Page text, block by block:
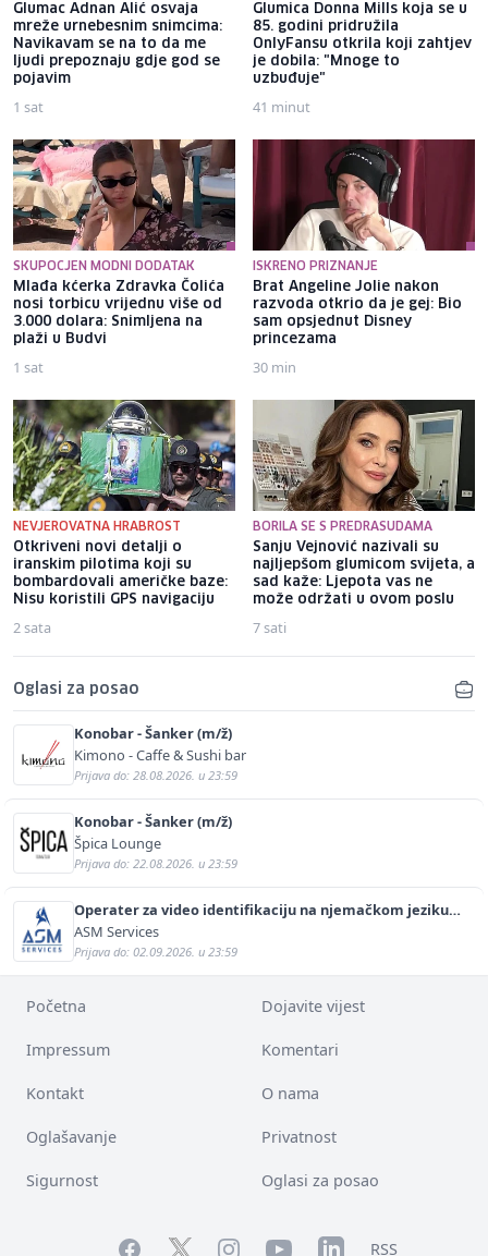
Glumac Adnan Alić osvaja
mreže urnebesnim snimcima:
Navikavam se na to da me
ljudi prepoznaju gdje god se
pojavim
1 sat
Glumica Donna Mills koja se u
85. godini pridružila
OnlyFansu otkrila koji zahtjev
je dobila: "Mnoge to
uzbuđuje"
41 minut
SKUPOCJEN MODNI DODATAK
Mlađa kćerka Zdravka Čolića
nosi torbicu vrijednu više od
3.000 dolara: Snimljena na
plaži u Budvi
1 sat
ISKRENO PRIZNANJE
Brat Angeline Jolie nakon
razvoda otkrio da je gej: Bio
sam opsjednut Disney
princezama
30 min
NEVJEROVATNA HRABROST
Otkriveni novi detalji o
iranskim pilotima koji su
bombardovali američke baze:
Nisu koristili GPS navigaciju
2 sata
BORILA SE S PREDRASUDAMA
Sanju Vejnović nazivali su
najljepšom glumicom svijeta, a
sad kaže: Ljepota vas ne
može održati u ovom poslu
7 sati
Oglasi za posao
Konobar - Šanker (m/ž)
Kimono - Caffe & Sushi bar
Prijava do: 28.08.2026. u 23:59
Konobar - Šanker (m/ž)
Špica Lounge
Prijava do: 22.08.2026. u 23:59
Operater za video identifikaciju na njemačkom jeziku
(m/ž)
ASM Services
Prijava do: 02.09.2026. u 23:59
Početna Dojavite vijest
Impressum Komentari
Kontakt O nama
Oglašavanje Privatnost
Sigurnost Oglasi za posao
FacebookTwitterInstagramYouTubeLinkedInRSS